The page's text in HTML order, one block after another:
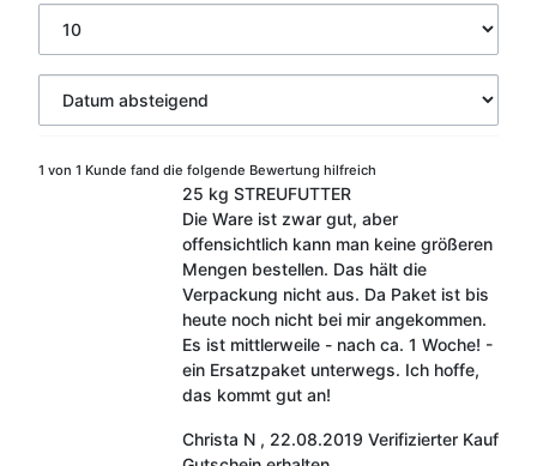
1 von 1 Kunde fand die folgende Bewertung hilfreich
25 kg STREUFUTTER
Die Ware ist zwar gut, aber
offensichtlich kann man keine größeren
Mengen bestellen. Das hält die
Verpackung nicht aus. Da Paket ist bis
heute noch nicht bei mir angekommen.
Es ist mittlerweile - nach ca. 1 Woche! -
ein Ersatzpaket unterwegs. Ich hoffe,
das kommt gut an!
Christa N , 22.08.2019 Verifizierter Kauf